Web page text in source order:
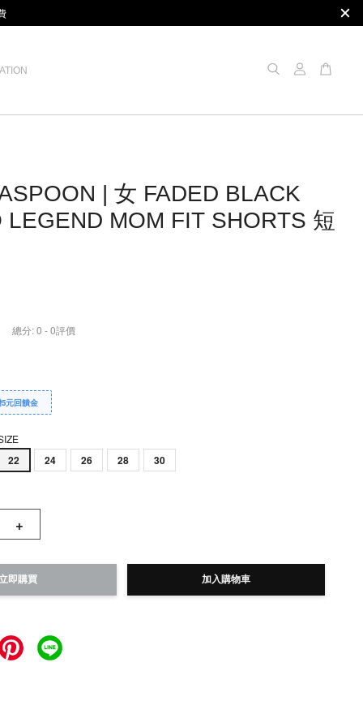
| 女 FADED BLACK
LEGEND MOM FIT SHORTS 短
總分:0 -0評價
元回饋金
22 24 26 28 30
+
即購買 加入購物車